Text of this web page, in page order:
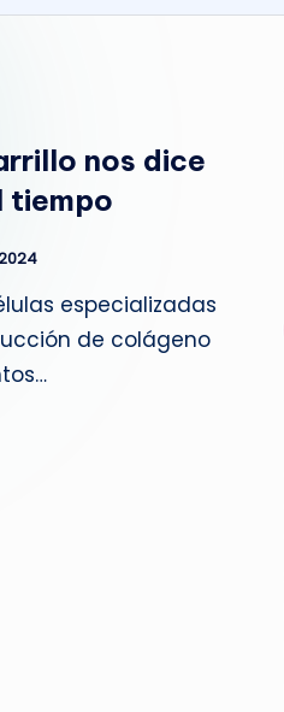
nos dice
tiempo
especializadas
de colágeno